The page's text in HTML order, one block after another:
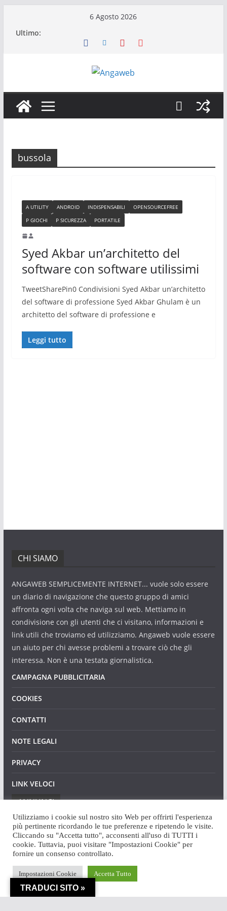
6 Agosto 2026
Ultimo:
bussola
A UTILITY ANDROID INDISPENSABILI
OPENSOURCEFREE
P GIOCHI
P SICUREZZA PORTATILE
Syed Akbar un’architetto del
software con software utilissimi
TweetSharePin0 Condivisioni Syed Akbar un’architetto
del software di professione Syed Akbar Ghulam è un
architetto del software di professione e
Leggi tutto
CHI SIAMO
ANGAWEB SEMPLICEMENTE INTERNET... vuole solo essere
un diario di navigazione che questo gruppo di amici
affronta ogni volta che naviga sul web. Mettiamo in
condivisione con gli utenti che ci visitano, informazioni e
link utili che troviamo ed utilizziamo. Angaweb vuole essere
un aiuto per chi avesse problemi a trovare ciò che gli
interessa. Non è una testata giornalistica.
CAMPAGNA PUBBLICITARIA
COOKIES
CONTATTI
NOTE LEGALI
PRIVACY
LINK VELOCI
ANNUNCI
Copyright © 2026 Angaweb. Tutti i diritti riservati.
Tema:ColorMagdi ThemeGrill. Powered by
Utilizziamo i cookie sul nostro sito Web per offrirti l'esperienza
più pertinente ricordando le tue preferenze e ripetendo le visite.
Cliccando su "Accetta tutto", acconsenti all'uso di TUTTI i
cookie. Tuttavia, puoi visitare "Impostazioni Cookie" per
fornire un consenso controllato.
Impostazioni Cookie Accetta Tutto
TRADUCI SITO »